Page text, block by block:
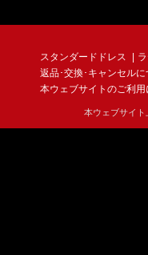
スタンダードドレス
返品･交換･キャンセルに
本ウェブサイトのご利用
本ウェブサイ